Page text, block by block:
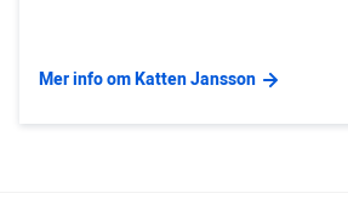
Mer info om Katten Jansson